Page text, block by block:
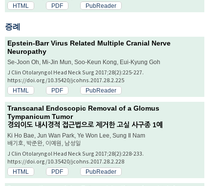
HTML PDF PubReader
증례
Epstein-Barr Virus Related Multiple Cranial Nerve
Neuropathy
Se-Joon Oh, Mi-Jin Mun, Soo-Keun Kong, Eui-Kyung Goh
J Clin Otolaryngol Head Neck Surg 2017;28(2):225-227.
https://doi.org/10.35420/jcohns.2017.28.2.225
HTML PDF PubReader
Transcanal Endoscopic Removal of a Glomus
Tympanicum Tumor
경외이도 내시경적 접근법으로 제거한 고실 사구종 1예
Ki Ho Bae, Jun Wan Park, Ye Won Lee, Sung Il Nam
배기호, 박준완, 이예원, 남성일
J Clin Otolaryngol Head Neck Surg 2017;28(2):228-233.
https://doi.org/10.35420/jcohns.2017.28.2.228
HTML PDF PubReader